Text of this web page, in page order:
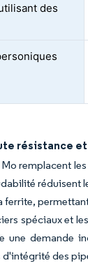
des
résistance
remplacent
réduisent
spéciaux et
une demande
d'intégrité des